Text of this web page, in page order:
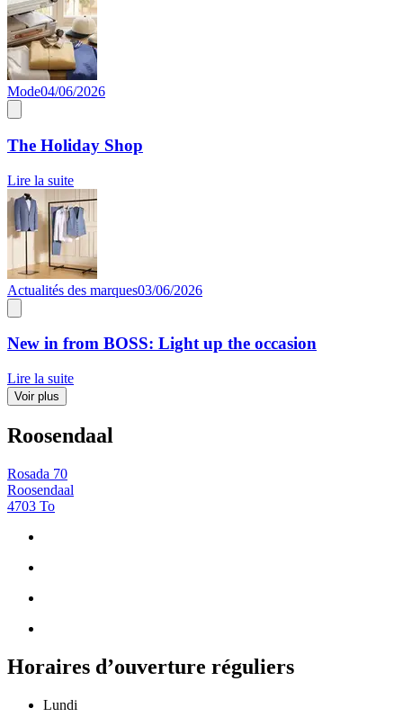
Mode04/06/2026
The Holiday Shop
Lire la suite
Actualités des marques03/06/2026
New in from BOSS: Light up the occasion
Lire la suite
Voir plus
Roosendaal
Rosada 70
Roosendaal
4703 To
Horaires d’ouverture réguliers
Lundi